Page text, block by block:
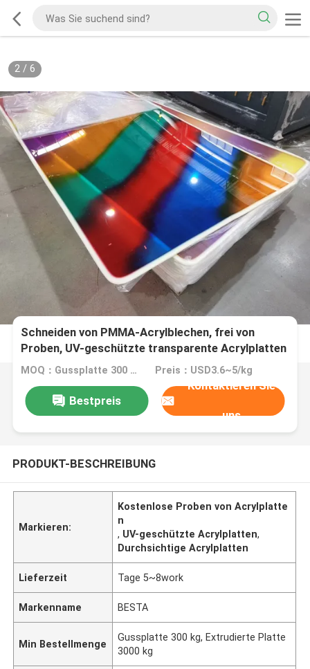
2/ 6
Schneiden von PMMA-Acrylblechen, frei von
Proben, UV-geschützte transparente Acrylplatten
MOQ：Gussplatte 300 kg, Extrudierte Platte 3000 kg Preis：USD3.6~5/kg
Bestpreis
Kontaktieren Sie
uns
PRODUKT-BESCHREIBUNG
Markieren:
Kostenlose Proben von Acrylplatte
n
, UV-geschützte Acrylplatten,
Durchsichtige Acrylplatten
Lieferzeit Tage 5~8work
Markenname BESTA
Min Bestellmenge
Gussplatte 300 kg, Extrudierte Platte
3000 kg